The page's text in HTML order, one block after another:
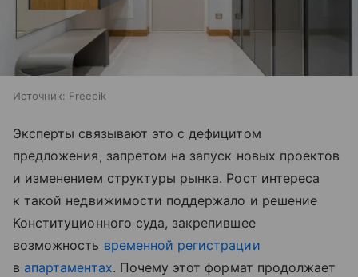
Источник: Freepik
Эксперты связывают это с дефицитом
предложения, запретом на запуск новых проектов
и изменением структуры рынка. Рост интереса
к такой недвижимости поддержало и решение
Конституционного суда, закрепившее
возможность временной регистрации
в апартаментах. Почему этот формат продолжает